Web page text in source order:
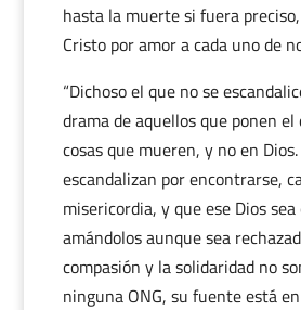
hasta la muerte si fuera
Cristo por amor a cada uno de
“Dichoso el que no se
drama de aquellos que ponen el
cosas que mueren, y no en
escandalizan por encontrarse,
misericordia, y que ese Dios
amándolos aunque sea
compasión y la solidaridad no
ninguna ONG, su fuente está